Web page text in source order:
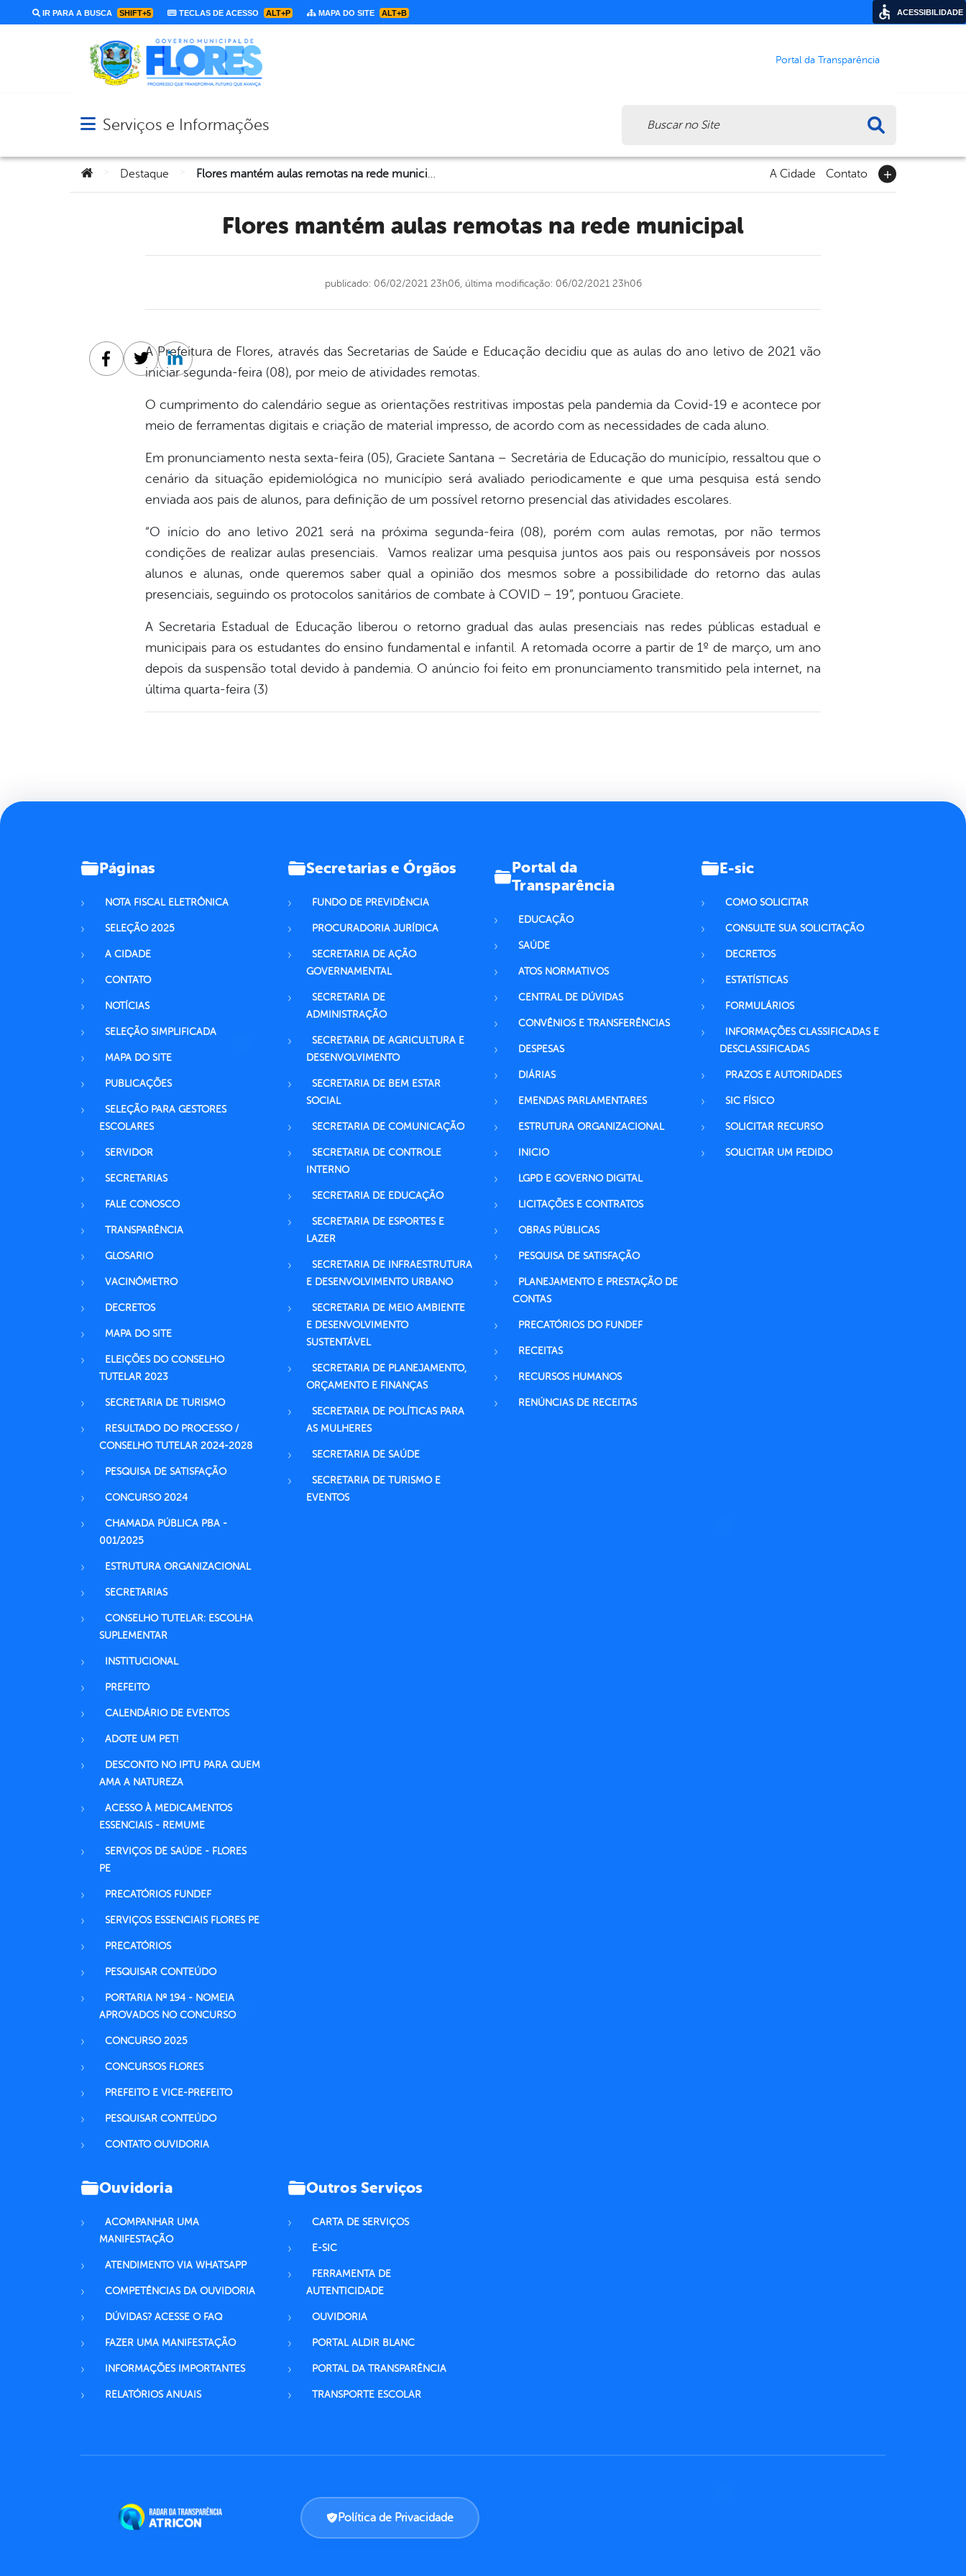
IR PARA A BUSCA SHIFT+5 TECLAS DE ACESSO ALT+P MAPA DO SITE ALT+B
Portal da Transparência
Abrir menu principal de navegação
Serviços e Informações
Você está aqui:
Destaque Flores mantém aulas remotas na rede municipal A Cidade Contato
Flores mantém aulas remotas na rede municipal
publicado: 06/02/2021 23h06, última modificação: 06/02/2021 23h06
A Prefeitura de Flores, através das Secretarias de Saúde e Educação decidiu que as aulas do ano letivo de 2021 vão
iniciar segunda-feira (08), por meio de atividades remotas.
O cumprimento do calendário segue as orientações restritivas impostas pela pandemia da Covid-19 e acontece por
meio de ferramentas digitais e criação de material impresso, de acordo com as necessidades de cada aluno.
Em pronunciamento nesta sexta-feira (05), Graciete Santana – Secretária de Educação do município, ressaltou que o
cenário da situação epidemiológica no município será avaliado periodicamente e que uma pesquisa está sendo
enviada aos pais de alunos, para definição de um possível retorno presencial das atividades escolares.
“O início do ano letivo 2021 será na próxima segunda-feira (08), porém com aulas remotas, por não termos
condições de realizar aulas presenciais. Vamos realizar uma pesquisa juntos aos pais ou responsáveis por nossos
alunos e alunas, onde queremos saber qual a opinião dos mesmos sobre a possibilidade do retorno das aulas
presenciais, seguindo os protocolos sanitários de combate à COVID – 19”, pontuou Graciete.
A Secretaria Estadual de Educação liberou o retorno gradual das aulas presenciais nas redes públicas estadual e
municipais para os estudantes do ensino fundamental e infantil. A retomada ocorre a partir de 1º de março, um ano
depois da suspensão total devido à pandemia. O anúncio foi feito em pronunciamento transmitido pela internet, na
última quarta-feira (3)
Facebook
TwitterLinkedin
Páginas
NOTA FISCAL ELETRÔNICA
SELEÇÃO 2025
A CIDADE
CONTATO
NOTÍCIAS
SELEÇÃO SIMPLIFICADA
MAPA DO SITE
PUBLICAÇÕES
SELEÇÃO PARA GESTORES
ESCOLARES
SERVIDOR
SECRETARIAS
FALE CONOSCO
TRANSPARÊNCIA
GLOSARIO
VACINÔMETRO
DECRETOS
MAPA DO SITE
ELEIÇÕES DO CONSELHO
TUTELAR 2023
SECRETARIA DE TURISMO
RESULTADO DO PROCESSO /
CONSELHO TUTELAR 2024-2028
PESQUISA DE SATISFAÇÃO
CONCURSO 2024
CHAMADA PÚBLICA PBA -
001/2025
ESTRUTURA ORGANIZACIONAL
SECRETARIAS
CONSELHO TUTELAR: ESCOLHA
SUPLEMENTAR
INSTITUCIONAL
PREFEITO
CALENDÁRIO DE EVENTOS
ADOTE UM PET!
DESCONTO NO IPTU PARA QUEM
AMA A NATUREZA
ACESSO À MEDICAMENTOS
ESSENCIAIS - REMUME
SERVIÇOS DE SAÚDE - FLORES
PE
PRECATÓRIOS FUNDEF
SERVIÇOS ESSENCIAIS FLORES PE
PRECATÓRIOS
PESQUISAR CONTEÚDO
PORTARIA Nº 194 - NOMEIA
APROVADOS NO CONCURSO
CONCURSO 2025
CONCURSOS FLORES
PREFEITO E VICE-PREFEITO
PESQUISAR CONTEÚDO
CONTATO OUVIDORIA
Secretarias e Órgãos
FUNDO DE PREVIDÊNCIA
PROCURADORIA JURÍDICA
SECRETARIA DE AÇÃO
GOVERNAMENTAL
SECRETARIA DE
ADMINISTRAÇÃO
SECRETARIA DE AGRICULTURA E
DESENVOLVIMENTO
SECRETARIA DE BEM ESTAR
SOCIAL
SECRETARIA DE COMUNICAÇÃO
SECRETARIA DE CONTROLE
INTERNO
SECRETARIA DE EDUCAÇÃO
SECRETARIA DE ESPORTES E
LAZER
SECRETARIA DE INFRAESTRUTURA
E DESENVOLVIMENTO URBANO
SECRETARIA DE MEIO AMBIENTE
E DESENVOLVIMENTO
SUSTENTÁVEL
SECRETARIA DE PLANEJAMENTO,
ORÇAMENTO E FINANÇAS
SECRETARIA DE POLÍTICAS PARA
AS MULHERES
SECRETARIA DE SAÚDE
SECRETARIA DE TURISMO E
EVENTOS
Portal da
Transparência
EDUCAÇÃO
SAÚDE
ATOS NORMATIVOS
CENTRAL DE DÚVIDAS
CONVÊNIOS E TRANSFERÊNCIAS
DESPESAS
DIÁRIAS
EMENDAS PARLAMENTARES
ESTRUTURA ORGANIZACIONAL
INICIO
LGPD E GOVERNO DIGITAL
LICITAÇÕES E CONTRATOS
OBRAS PÚBLICAS
PESQUISA DE SATISFAÇÃO
PLANEJAMENTO E PRESTAÇÃO DE
CONTAS
PRECATÓRIOS DO FUNDEF
RECEITAS
RECURSOS HUMANOS
RENÚNCIAS DE RECEITAS
E-sic
COMO SOLICITAR
CONSULTE SUA SOLICITAÇÃO
DECRETOS
ESTATÍSTICAS
FORMULÁRIOS
INFORMAÇÕES CLASSIFICADAS E
DESCLASSIFICADAS
PRAZOS E AUTORIDADES
SIC FÍSICO
SOLICITAR RECURSO
SOLICITAR UM PEDIDO
Ouvidoria
ACOMPANHAR UMA
MANIFESTAÇÃO
ATENDIMENTO VIA WHATSAPP
COMPETÊNCIAS DA OUVIDORIA
DÚVIDAS? ACESSE O FAQ
FAZER UMA MANIFESTAÇÃO
INFORMAÇÕES IMPORTANTES
RELATÓRIOS ANUAIS
Outros Serviços
CARTA DE SERVIÇOS
E-SIC
FERRAMENTA DE
AUTENTICIDADE
OUVIDORIA
PORTAL ALDIR BLANC
PORTAL DA TRANSPARÊNCIA
TRANSPORTE ESCOLAR
Política de Privacidade
ACESSIBILIDADE